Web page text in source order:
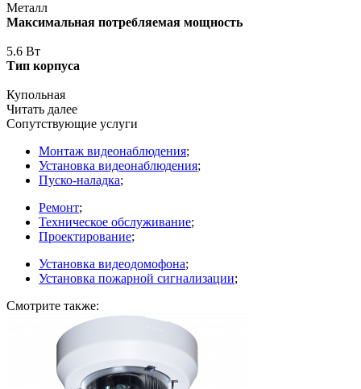
Металл
Максимальная потребляемая мощность
5.6 Вт
Тип корпуса
Купольная
Читать далее
Сопутствующие услуги
Монтаж видеонаблюдения;
Установка видеонаблюдения;
Пуско-наладка;
Ремонт;
Техническое обслуживание;
Проектирование;
Установка видеодомофона;
Установка пожарной сигнализации;
Смотрите также: